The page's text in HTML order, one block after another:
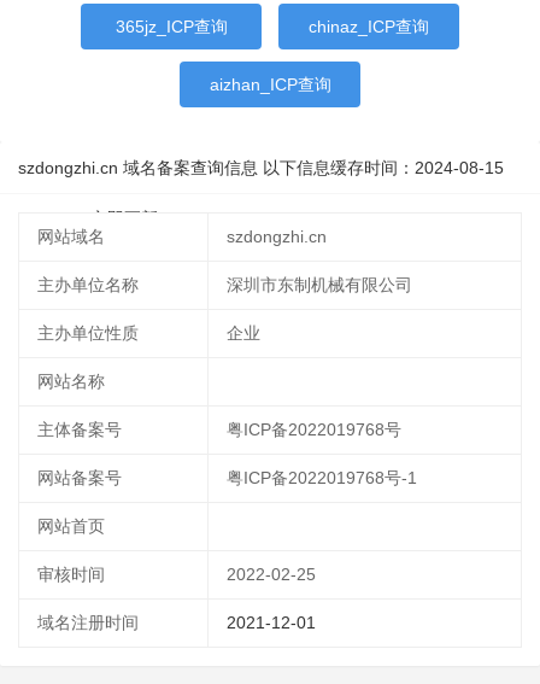
365jz_ICP查询 chinaz_ICP查询
aizhan_ICP查询
szdongzhi.cn 域名备案查询信息 以下信息缓存时间： 2024-08-15
立即更新
网站域名
szdongzhi.cn
主办单位名称 深圳市东制机械有限公司
主办单位性质 企业
网站名称
主体备案号 粤ICP备2022019768号
网站备案号 粤ICP备2022019768号-1
网站首页
审核时间 2022-02-25
域名注册时间 2021-12-01